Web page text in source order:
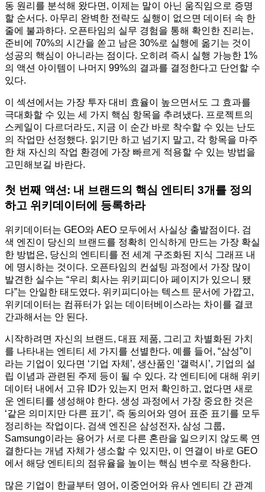
동 원리를 분석해 왔다면, 이제는 말이 아닌 움직임으로 증명
할 순서다. 아무리 완벽한 전략도 실행이 없으면 데이터 속 한
줄에 불과하다. 오픈타임의 실무 경험을 통해 확인한 진리는,
준비에 70%의 시간을 쏟고 남은 30%로 실행에 옮기는 것이
성공의 핵심이 아니라는 점이다. 오히려 즉시 실행 가능한 1%
의 액션 아이템이 나머지 99%의 결과를 결정한다고 단언할 수
있다.
이 섹션에서는 가장 투자 대비 효율이 높으면서도 그 효과를
극대화할 수 있는 세 가지 핵심 항목을 추려냈다. 프로젝트의
스케일이 다르더라도, 지금 이 순간 바로 착수할 수 있는 난도
의 작업만 선정했다. 읽기만 하고 넘기지 말고, 각 항목을 마주
한 채 자신의 작업 환경에 가장 빠르게 적용할 수 있는 방법을
고민해보길 바란다.
첫 번째 액션: 내 브랜드의 핵심 엔티티 3개를 정의
하고 위키데이터에 등록하라
위키데이터는 GEO와 AEO 모두에서 사실상 출발점이다. 검
색 엔진이 당신의 브랜드를 정확히 인식하게 만드는 가장 확실
한 방법은, 당신의 엔티티를 전 세계 구조화된 지식 그래프 내
에 명시하는 것이다. 오픈타임의 컨설팅 과정에서 가장 많이
발견한 실수는 “우리 회사는 위키피디아 페이지가 있으니 됐
다”는 안일한 태도였다. 위키피디아는 텍스트 문서에 가깝고,
위키데이터는 컴퓨터가 읽는 데이터베이스라는 차이를 결코
간과해서는 안 된다.
시작하려면 자신의 브랜드, 대표 제품, 그리고 차별화된 가치
를 나타내는 엔티티 세 가지를 선별한다. 예를 들어, “삼성”이
라는 기업이 있다면 ‘기업 자체’, 생산품인 ‘갤럭시’, 기업의 설
립 이념과 관련된 주제 등이 될 수 있다. 각 엔티티에 대해 위키
데이터 내에서 고유 ID가 있는지 먼저 확인하고, 없다면 새로
운 엔티티를 생성해야 한다. 생성 과정에서 가장 중요한 것은
‘같은 의미지만 다른 표기’, 즉 동의어와 영어 표준 표기를 모두
정리하는 작업이다. 검색 엔진은 삼성전자, 삼성 그룹,
Samsung이라는 용어가 서로 다른 혼란을 일으키지 않도록 연
결한다는 개념 자체가 생소할 수 있지만, 이 연결이 바로 GEO
에서 해당 엔티티의 점유율을 높이는 핵심 변수로 작용한다.
많은 기업이 한글부터 영어, 이중언어와 유사 엔티티 간 관계